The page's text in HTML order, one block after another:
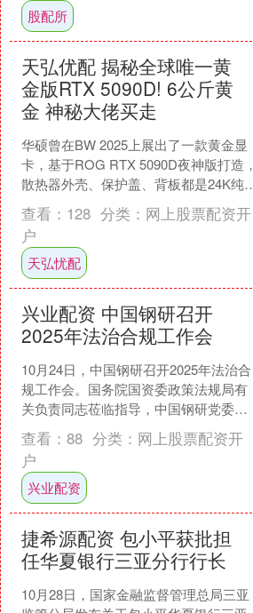
股配所
天弘优配 揭秘全球唯一黄
金版RTX 5090D! 6公斤黄
金 神秘大佬买走
华硕曾在BW 2025上展出了一款黄金显
卡，基于ROG RTX 5090D夜神版打造，
散热器外壳、保护盖、背板都是24K纯
金，据称用了足足5公斤，整卡重量也达
到....
查看： 128 分类： 网上股票配资开
户
天弘忧配
兴业配资 中国钢研召开
2025年法治合规工作会
10月24日，中国钢研召开2025年法治合
规工作会。国务院国资委政策法规局有
关负责同志莅临指导，中国钢研党委副
书记、总经理高宏斌出席会议并讲话。
党委副书记张世荣....
查看： 88 分类： 网上股票配资开
户
兴业配资
捷希源配资 包小平获批担
任华夏银行三亚分行行长
10月28日，国家金融监督管理总局三亚